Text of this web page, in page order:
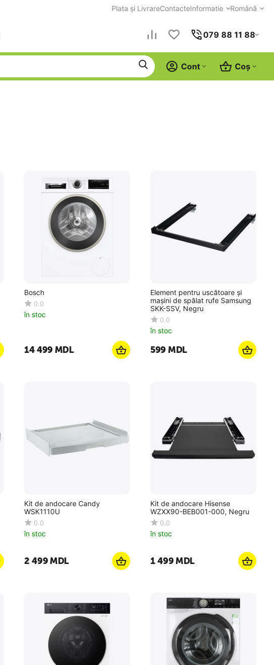
Plata și LivrareContacteInformatie Română
079 88 11 88
Coș
Cont
Bosch
0.0
în stoc
14 499MDL
Element pentru uscătoare și
mașini de spălat rufe Samsung
SKK-SSV, Negru
0.0
în stoc
‍599‍MDL
Kit de andocare Candy
WSK1110U
0.0
în stoc
2 499MDL
Kit de andocare Hisense
WZXX90-BEB001-000, Negru
0.0
în stoc
1 499MDL